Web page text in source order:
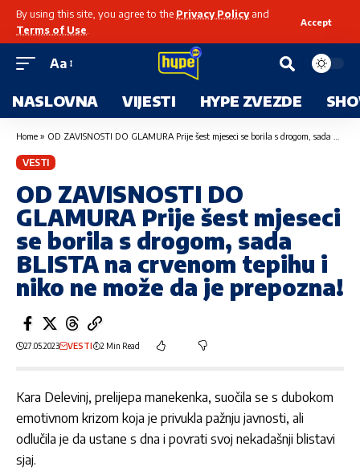
By using this site, you agree to the Privacy Policyand
Terms of Use
Accept
Aa
NASLOVNA VIJESTI HYPE ZVEZDE
Home » OD ZAVISNOSTI DO GLAMURA Prije šest mjeseci se borila s drogom, sada BLISTA na crvenom tepihu i niko ne može da je prepozna!
VESTI
OD ZAVISNOSTI DO
GLAMURA Prije šest mjeseci
se borila s drogom, sada
BLISTA na crvenom tepihu i
niko ne može da je prepozna!
27.05.2023 VESTI 2 Min Read
Kara Delevinj, prelijepa manekenka, suočila se s dubokom
emotivnom krizom koja je privukla pažnju javnosti, ali
odlučila je da ustane s dna i povrati svoj nekadašnji blistavi
sjaj.